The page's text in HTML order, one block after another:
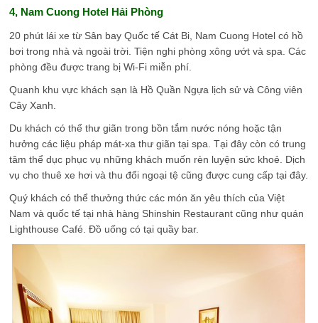
4, Nam Cuong Hotel Hải Phòng
20 phút lái xe từ Sân bay Quốc tế Cát Bi, Nam Cuong Hotel có hồ
bơi trong nhà và ngoài trời. Tiện nghi phòng xông ướt và spa. Các
phòng đều được trang bị Wi-Fi miễn phí.
Quanh khu vực khách sạn là Hồ Quần Ngựa lịch sử và Công viên
Cây Xanh.
Du khách có thể thư giãn trong bồn tắm nước nóng hoặc tận
hưởng các liệu pháp mát-xa thư giãn tại spa. Tại đây còn có trung
tâm thể dục phục vụ những khách muốn rèn luyện sức khoẻ. Dịch
vụ cho thuê xe hơi và thu đổi ngoại tệ cũng được cung cấp tại đây.
Quý khách có thể thưởng thức các món ăn yêu thích của Việt
Nam và quốc tế tại nhà hàng Shinshin Restaurant cũng như quán
Lighthouse Café. Đồ uống có tại quầy bar.